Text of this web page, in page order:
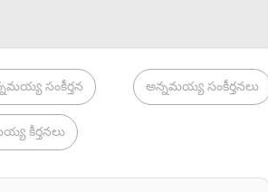
సంకీర్తన అన్నమయ్య సంకీర్తనలు
కీర్తనలు